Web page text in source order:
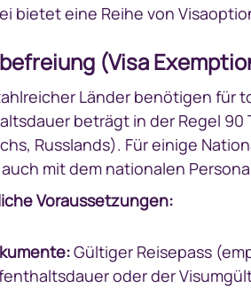
bietet eine Reihe von
(Visa
Länder benötigen für
beträgt in der Regel 90
Russlands). Für einige
mit dem nationalen
Voraussetzungen:
Gültiger Reisepass
oder der